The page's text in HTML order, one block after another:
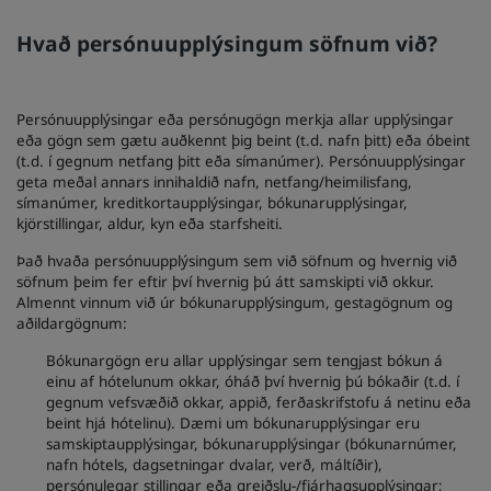
Hvað persónuupplýsingum söfnum við?
Persónuupplýsingar eða persónugögn merkja allar upplýsingar
eða gögn sem gætu auðkennt þig beint (t.d. nafn þitt) eða óbeint
(t.d. í gegnum netfang þitt eða símanúmer). Persónuupplýsingar
geta meðal annars innihaldið nafn, netfang/heimilisfang,
símanúmer, kreditkortaupplýsingar, bókunarupplýsingar,
kjörstillingar, aldur, kyn eða starfsheiti.
Það hvaða persónuupplýsingum sem við söfnum og hvernig við
söfnum þeim fer eftir því hvernig þú átt samskipti við okkur.
Almennt vinnum við úr bókunarupplýsingum, gestagögnum og
aðildargögnum:
Bókunargögn eru allar upplýsingar sem tengjast bókun á
einu af hótelunum okkar, óháð því hvernig þú bókaðir (t.d. í
gegnum vefsvæðið okkar, appið, ferðaskrifstofu á netinu eða
beint hjá hótelinu). Dæmi um bókunarupplýsingar eru
samskiptaupplýsingar, bókunarupplýsingar (bókunarnúmer,
nafn hótels, dagsetningar dvalar, verð, máltíðir),
persónulegar stillingar eða greiðslu-/fjárhagsupplýsingar;